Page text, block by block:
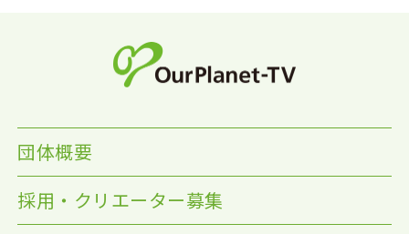
団体概要
採用・クリエーター募集